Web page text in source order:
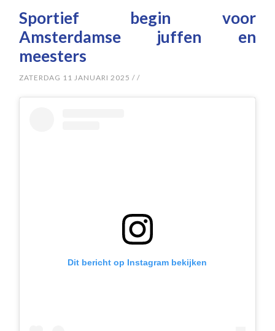
Sportief begin voor
Amsterdamse juffen en
meesters
ZATERDAG 11 JANUARI 2025 //
Dit bericht op Instagram bekijken